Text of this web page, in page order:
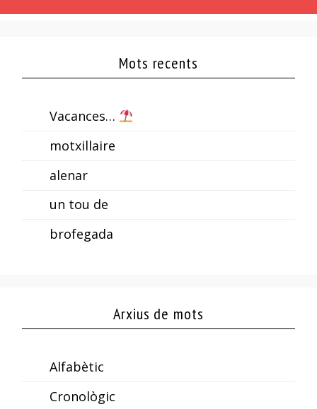
Mots recents
Vacances…
motxillaire
alenar
un tou de
brofegada
Arxius de mots
Alfabètic
Cronològic